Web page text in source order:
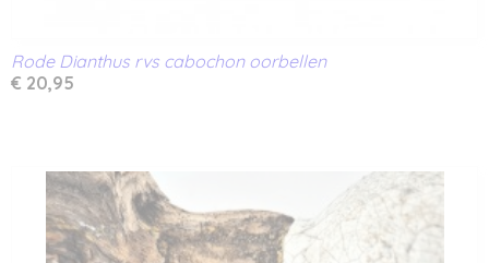
Rode Dianthus rvs cabochon oorbellen
€ 20,95